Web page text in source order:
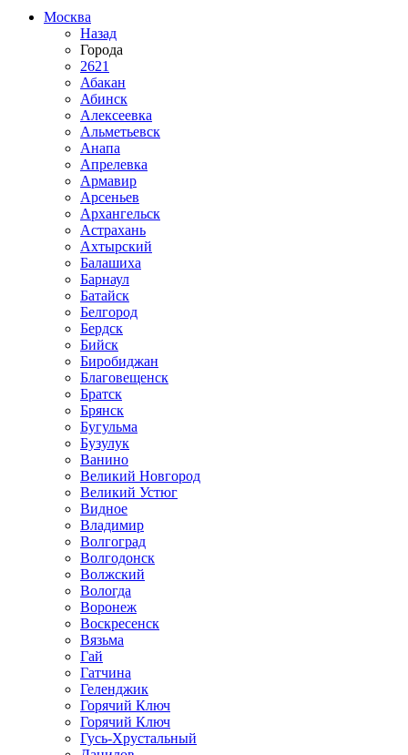
Москва
Назад
Города
2621
Абакан
Абинск
Алексеевка
Альметьевск
Анапа
Апрелевка
Армавир
Арсеньев
Архангельск
Астрахань
Ахтырский
Балашиха
Барнаул
Батайск
Белгород
Бердск
Бийск
Биробиджан
Благовещенск
Братск
Брянск
Бугульма
Бузулук
Ванино
Великий Новгород
Великий Устюг
Видное
Владимир
Волгоград
Волгодонск
Волжский
Вологда
Воронеж
Воскресенск
Вязьма
Гай
Гатчина
Геленджик
Горячий Ключ
Горячий Ключ
Гусь-Хрустальный